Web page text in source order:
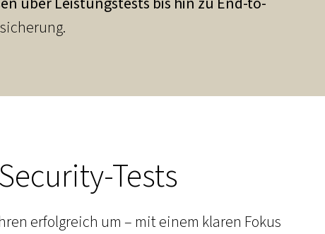
Tests
erfolgreich um – mit einem klaren Fokus